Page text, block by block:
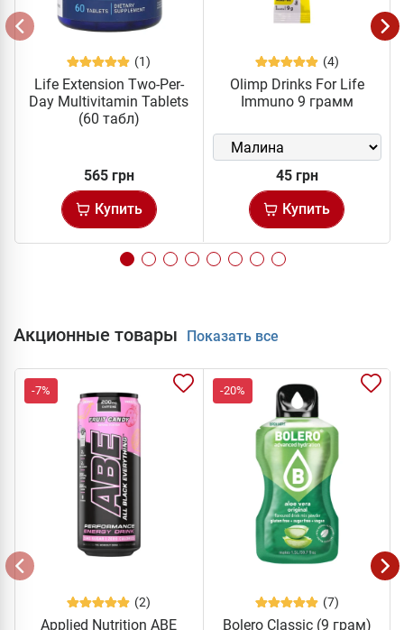
(1)
Life Extension Two-Per-
Day Multivitamin Tablets
(60 табл)
565 грн
Купить
(4)
Olimp Drinks For Life
Immuno 9 грамм
45 грн
Купить
Акционные товары Показать все
-7%
(2)
Applied Nutrition ABE
-20%
(7)
Bolero Classic (9 грам)